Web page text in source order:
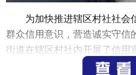
为加快推进辖区村社社会
群众信用意识，营造诚实守信
街道在辖区村社内开展了信用